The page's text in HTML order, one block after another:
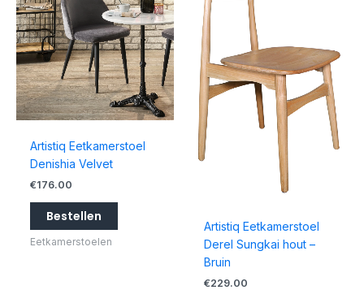
Artistiq Eetkamerstoel
Denishia Velvet
€176.00
Bestellen
Eetkamerstoelen
Artistiq Eetkamerstoel
Derel Sungkai hout –
Bruin
€229.00